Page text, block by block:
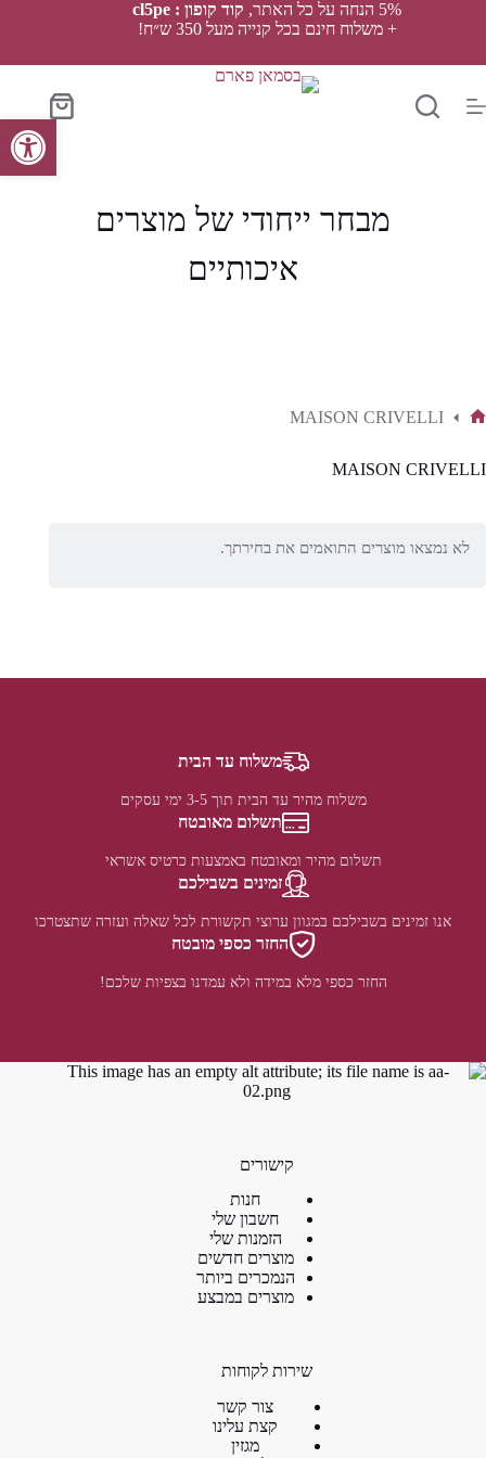
5% הנחה על כל האתר,
קוד קופון : cl5pe
+ משלוח חינם בכל קנייה מעל 350 ש״ח!
סל
הקניות
מבחר ייחודי של מוצרים
איכותיים
MAISON CRIVELLI
MAISON CRIVELLI
לא נמצאו מוצרים התואמים את בחירתך.
משלוח עד הבית
משלוח מהיר עד הבית תוך 3-5 ימי עסקים
תשלום מאובטח
תשלום מהיר ומאובטח באמצעות כרטיס אשראי
זמינים בשבילכם
אנו זמינים בשבילכם במגוון ערוצי תקשורת לכל שאלה ועזרה שתצטרכו
החזר כספי מובטח
החזר כספי מלא במידה ולא עמדנו בצפיות שלכם!
קישורים
חנות
חשבון שלי
הזמנות שלי
מוצרים חדשים
הנמכרים ביותר
מוצרים במבצע
שירות לקוחות
צור קשר
קצת עלינו
מגזין
פתח סרגל נגישות